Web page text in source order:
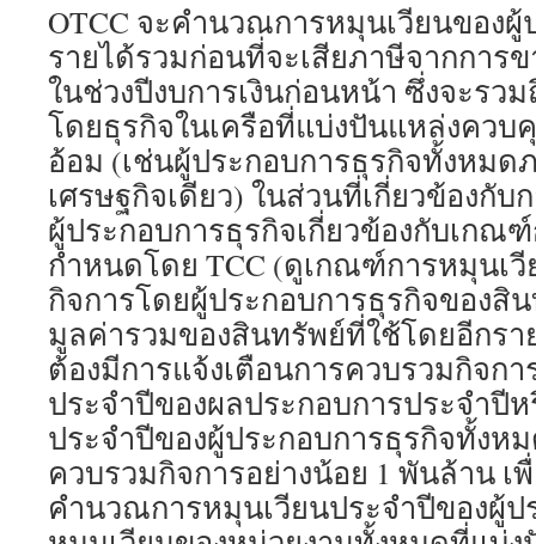
OTCC จะคำนวณการหมุนเวียนของ
รายได้รวมก่อนที่จะเสียภาษีจากการ
ในช่วงปีงบการเงินก่อนหน้า ซึ่งจะรว
โดยธุรกิจในเครือที่แบ่งปันแหล่งควบ
อ้อม (เช่นผู้ประกอบการธุรกิจทั้งหมด
เศรษฐกิจเดียว) ในส่วนที่เกี่ยวข้องกั
ผู้ประกอบการธุรกิจเกี่ยวข้องกับเกณ
กำหนดโดย TCC (ดูเกณฑ์การหมุนเ
กิจการโดยผู้ประกอบการธุรกิจของสิ
มูลค่ารวมของสินทรัพย์ที่ใช้โดยอีกร
ต้องมีการแจ้งเตือนการควบรวมกิจก
ประจำปีของผลประกอบการประจำปี
ประจำปีของผู้ประกอบการธุรกิจทั้งห
ควบรวมกิจการอย่างน้อย 1 พันล้าน เ
คำนวณการหมุนเวียนประจำปีของผู้ป